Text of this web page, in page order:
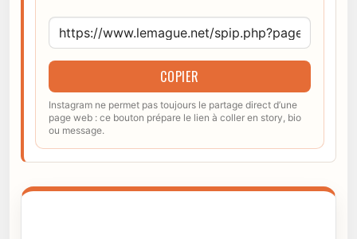
COPIER
Instagram ne permet pas toujours le partage direct d’une
page web : ce bouton prépare le lien à coller en story, bio
ou message.